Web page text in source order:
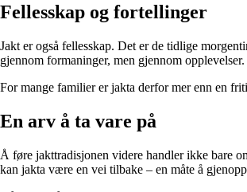
Fellesskap og fortellinger
Jakt er også fellesskap. Det er de tidlige
gjennom formaninger, men gjennom opplevelser.
For mange familier er jakta derfor mer enn en
En arv å ta vare på
Å føre jakttradisjonen videre handler ikke bare
kan jakta være en vei tilbake – en måte å